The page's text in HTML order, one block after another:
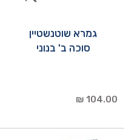
גמרא שוטנשטיין
סוכה ב' בנוני
104.00 ₪